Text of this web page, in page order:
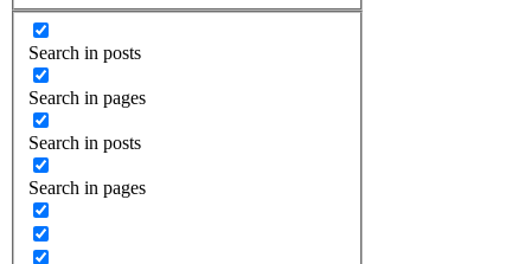
Search in posts
Search in pages
Search in posts
Search in pages